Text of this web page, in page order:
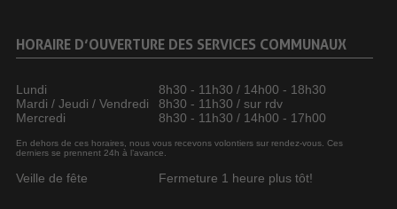
HORAIRE D’OUVERTURE DES SERVICES COMMUNAUX
Lundi
8h30 - 11h30 / 14h00 - 18h30
Mardi / Jeudi / Vendredi
8h30 - 11h30 / sur rdv
Mercredi
8h30 - 11h30 / 14h00 - 17h00
En dehors de ces horaires, nous vous recevons volontiers sur rendez-vous. Ces
derniers se prennent 24h à l’avance.
Veille de fête Fermeture 1 heure plus tôt!